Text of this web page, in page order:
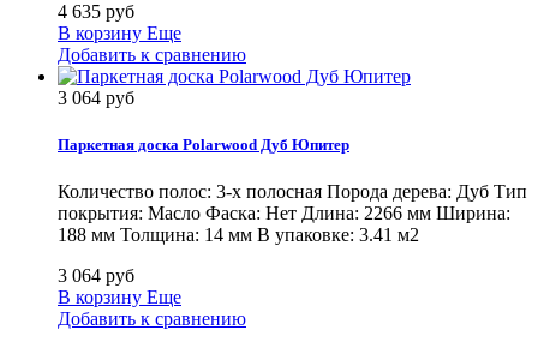
4 635 руб
В корзину Еще
Добавить к сравнению
3 064 руб
Паркетная доска Polarwood Дуб Юпитер
Количество полос: 3-х полосная Порода дерева: Дуб Тип
покрытия: Масло Фаска: Нет Длина: 2266 мм Ширина:
188 мм Толщина: 14 мм В упаковке: 3.41 м2
3 064 руб
В корзину Еще
Добавить к сравнению